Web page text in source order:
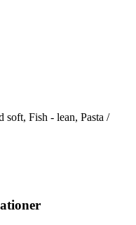
Fish - lean, Pasta /